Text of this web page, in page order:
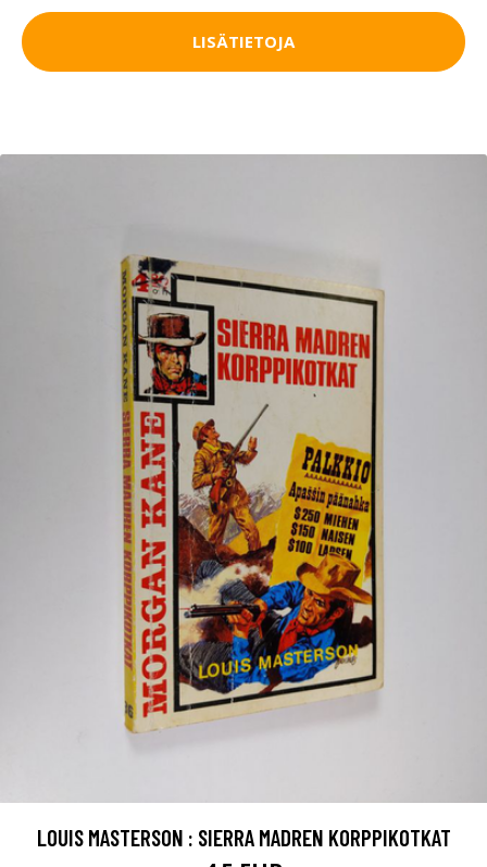
LISÄTIETOJA
LOUIS MASTERSON : SIERRA MADREN KORPPIKOTKAT